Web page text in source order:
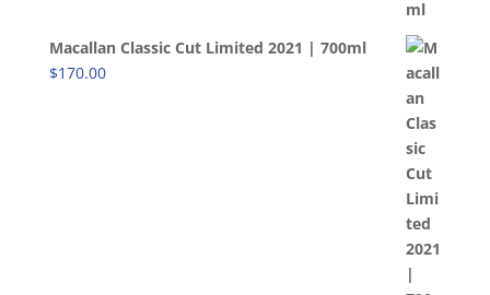
Macallan Classic Cut Limited 2021 | 700ml
$170.00